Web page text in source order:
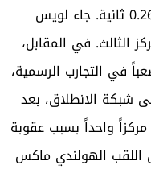
سائق فيراري الذي حل ثانياً بفارق 0.262 ثانية. جاء لويس
الثالث. في المقابل،
في التجارب الرسمية،
شبكة الانطلاق، بعد
واحداً بسبب عقوبة
الهولندي ماكس